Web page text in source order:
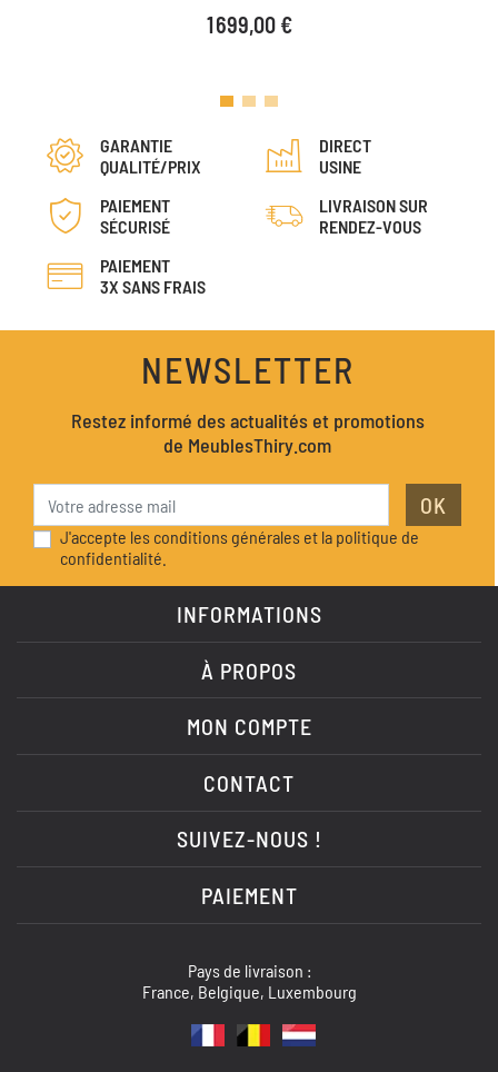
Prix
1 699,00 €
GARANTIE
QUALITÉ/PRIX
DIRECT
USINE
PAIEMENT
SÉCURISÉ
LIVRAISON SUR
RENDEZ-VOUS
PAIEMENT
3X SANS FRAIS
NEWSLETTER
Restez informé des actualités et promotions
de MeublesThiry.com
OK
J'accepte les conditions générales et la politique de
confidentialité.
INFORMATIONS
À PROPOS
MON COMPTE
CONTACT
SUIVEZ-NOUS !
PAIEMENT
Pays de livraison :
France, Belgique, Luxembourg